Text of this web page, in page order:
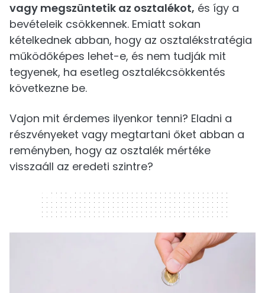
vagy megszüntetik az osztalékot, és így a
bevételeik csökkennek. Emiatt sokan
kételkednek abban, hogy az osztalékstratégia
működőképes lehet-e, és nem tudják mit
tegyenek, ha esetleg osztalékcsökkentés
következne be.
Vajon mit érdemes ilyenkor tenni? Eladni a
részvényeket vagy megtartani őket abban a
reményben, hogy az osztalék mértéke
visszaáll az eredeti szintre?
320 x 50